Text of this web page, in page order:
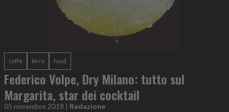
caffè birra food
Federico Volpe, Dry Milano: tutto sul
Margarita, star dei cocktail
05 novembre 2018 | Redazione